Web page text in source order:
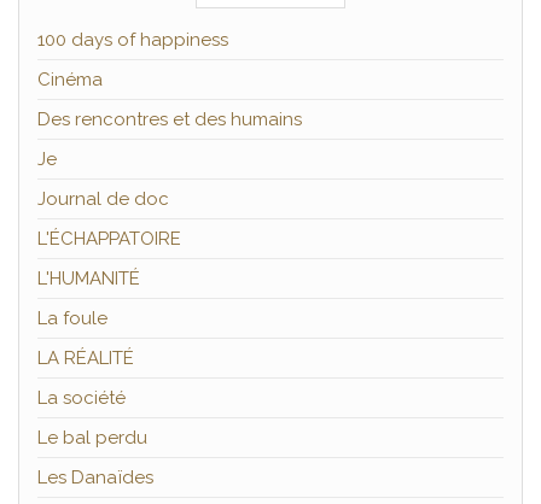
100 days of happiness
Cinéma
Des rencontres et des humains
Je
Journal de doc
L'ÉCHAPPATOIRE
L'HUMANITÉ
La foule
LA RÉALITÉ
La société
Le bal perdu
Les Danaïdes